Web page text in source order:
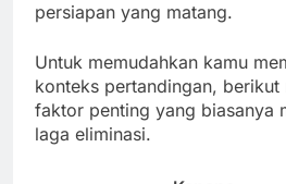
persiapan yang matang.
Untuk memudahkan kamu
konteks pertandingan,
faktor penting yang biasanya
laga eliminasi.